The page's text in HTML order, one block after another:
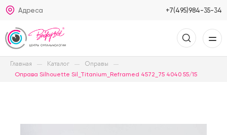
Адреса +7(495)984-35-34
Главная Каталог Оправы
Оправа Silhouette Sil_Titanium_Reframed 4572_75 4040 55/15